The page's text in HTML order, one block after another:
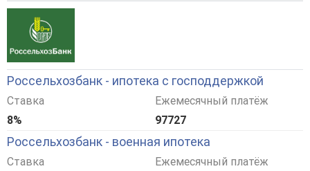
Россельхозбанк - ипотека с господдержкой
Ставка
8%
Ежемесячный платёж
97727
Россельхозбанк - военная ипотека
Ставка
Ежемесячный платёж